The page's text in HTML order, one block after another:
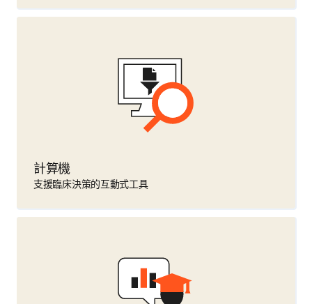
計算機
支援臨床決策的互動式工具